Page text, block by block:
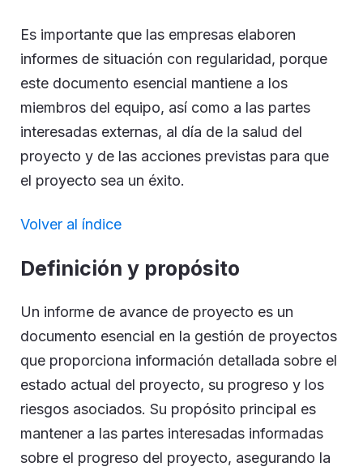
Es importante que las empresas elaboren
informes de situación con regularidad, porque
este documento esencial mantiene a los
miembros del equipo, así como a las partes
interesadas externas, al día de la salud del
proyecto y de las acciones previstas para que
el proyecto sea un éxito.
Volver al índice
Definición y propósito
Un informe de avance de proyecto es un
documento esencial en la gestión de proyectos
que proporciona información detallada sobre el
estado actual del proyecto, su progreso y los
riesgos asociados. Su propósito principal es
mantener a las partes interesadas informadas
sobre el progreso del proyecto, asegurando la